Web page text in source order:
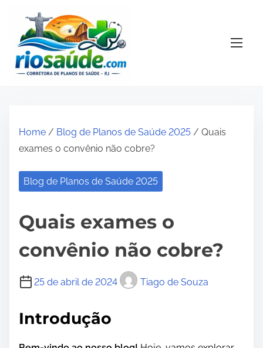
Home / Blog de Planos de Saúde 2025 / Quais
exames o convênio não cobre?
Blog de Planos de Saúde 2025
Quais exames o
convênio não cobre?
25 de abril de 2024 Tiago de Souza
Introdução